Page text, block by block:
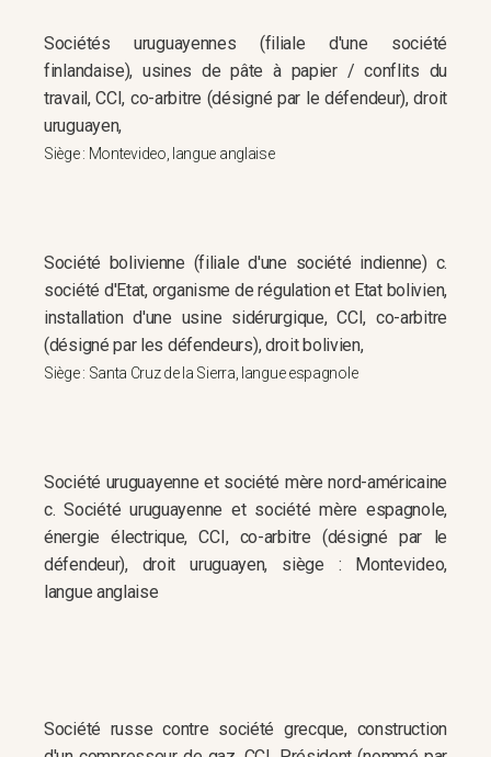
Sociétés uruguayennes (filiale d'une société
finlandaise), usines de pâte à papier / conflits du
travail, CCI, co-arbitre (désigné par le défendeur), droit
uruguayen,
Siège : Montevideo, langue anglaise
Société bolivienne (filiale d'une société indienne) c.
société d'Etat, organisme de régulation et Etat bolivien,
installation d'une usine sidérurgique, CCI, co-arbitre
(désigné par les défendeurs), droit bolivien,
Siège : Santa Cruz de la Sierra, langue espagnole
Société uruguayenne et société mère nord-américaine
c. Société uruguayenne et société mère espagnole,
énergie électrique, CCI, co-arbitre (désigné par le
défendeur), droit uruguayen, siège : Montevideo,
langue anglaise
Société russe contre société grecque, construction